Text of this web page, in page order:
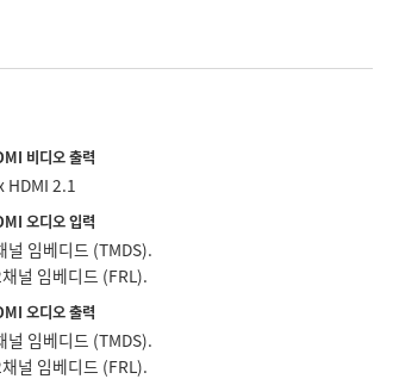
비디오 출력
HDMI 2.1
오디오 입력
널 임베디드 (TMDS).
널 임베디드 (FRL).
오디오 출력
널 임베디드 (TMDS).
널 임베디드 (FRL).